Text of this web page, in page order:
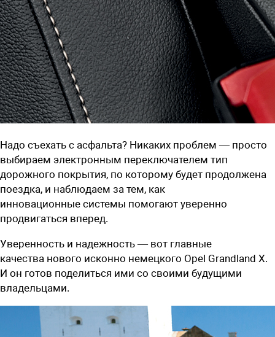
Надо съехать с асфальта? Никаких проблем — просто
выбираем электронным переключателем тип
дорожного покрытия, по которому будет продолжена
поездка, и наблюдаем за тем, как
инновационные системы помогают уверенно
продвигаться вперед.
Уверенность и надежность — вот главные
качества нового исконно немецкого Opel Grandland X.
И он готов поделиться ими со своими будущими
владельцами.